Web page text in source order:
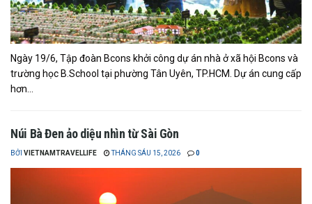
Ngày 19/6, Tập đoàn Bcons khởi công dự án nhà ở xã hội Bcons và
trường học B.School tại phường Tân Uyên, TP.HCM. Dự án cung cấp
hơn...
Núi Bà Đen ảo diệu nhìn từ Sài Gòn
BỞI VIETNAMTRAVELLIFE THÁNG SÁU 15, 2026 0